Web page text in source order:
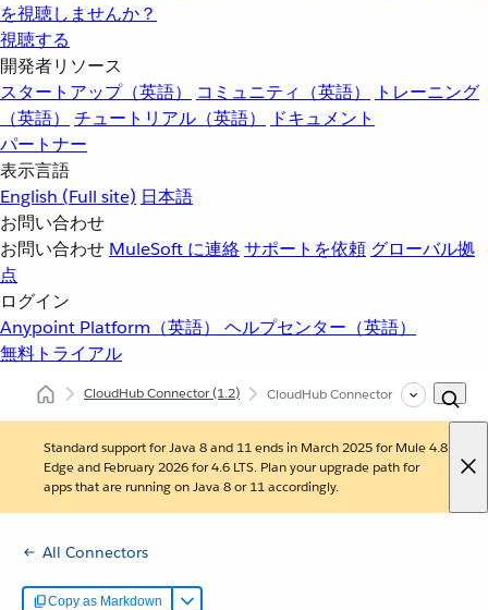
を視聴しませんか？
視聴する
開発者リソース
スタートアップ（英語）
コミュニティ（英語）
トレーニング
（英語）
チュートリアル（英語）
ドキュメント
パートナー
表示言語
English (Full site) 日本語
お問い合わせ
お問い合わせ MuleSoft に連絡サポートを依頼 グローバル拠
点
ログイン
Anypoint Platform（英語） ヘルプセンター（英語）
無料トライアル
CloudHub Connector(1.2) CloudHub Connector リファレンス
Standard support for Java 8 and 11 ends in March 2025 for Mule 4.8
Edge and February 2026 for 4.6 LTS. Plan your upgrade path for
apps that are running on Java 8 or 11 accordingly.
All Connectors
Copy as Markdown